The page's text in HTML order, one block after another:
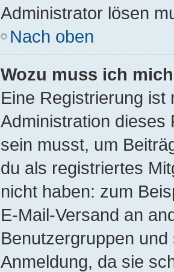
Administrator lösen
Nach oben
Wozu muss ich
Eine Registrierung ist
Administration dieses
sein musst, um
du als registriertes
nicht haben: zum
E-Mail-Versand an
Benutzergruppen
Anmeldung, da sie